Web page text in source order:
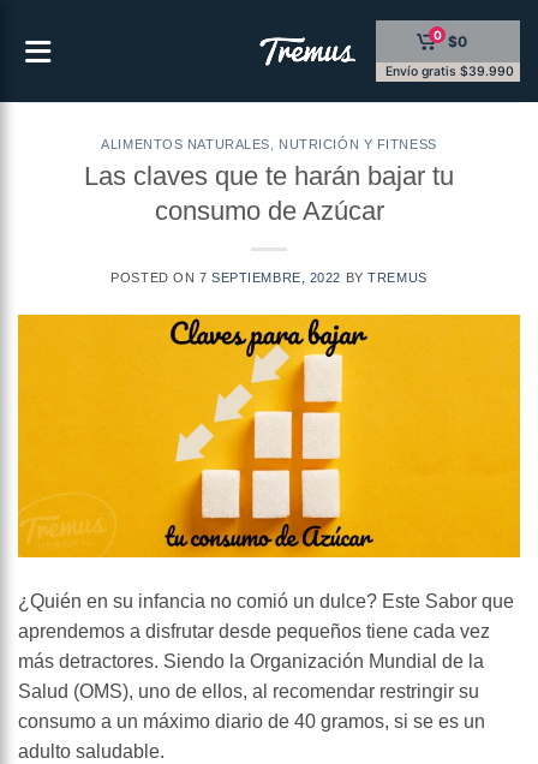
0 $0
Envío gratis $39.990
ALIMENTOS NATURALES NUTRICIÓN Y FITNESS
Las claves que te harán bajar tu
consumo de Azúcar
POSTED ON 7 SEPTIEMBRE, 2022 BYTREMUS
¿Quién en su infancia no comió un dulce? Este Sabor que
aprendemos a disfrutar desde pequeños tiene cada vez
más detractores. Siendo la Organización Mundial de la
Salud (OMS), uno de ellos, al recomendar restringir su
consumo a un máximo diario de 40 gramos, si se es un
adulto saludable.